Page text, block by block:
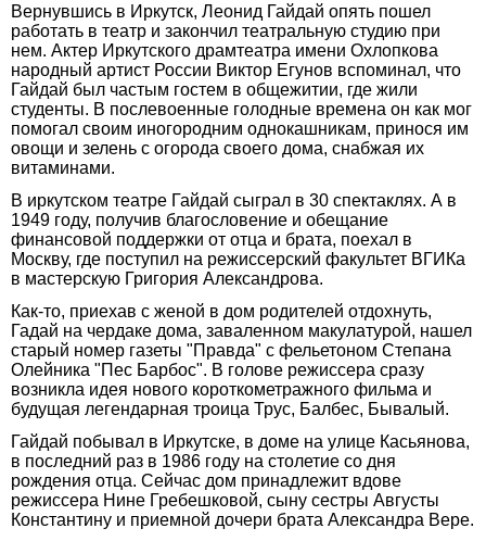
Вернувшись в Иркутск, Леонид Гайдай опять пошел
работать в театр и закончил театральную студию при
нем. Актер Иркутского драмтеатра имени Охлопкова
народный артист России Виктор Егунов вспоминал, что
Гайдай был частым гостем в общежитии, где жили
студенты. В послевоенные голодные времена он как мог
помогал своим иногородним однокашникам, принося им
овощи и зелень с огорода своего дома, снабжая их
витаминами.
В иркутском театре Гайдай сыграл в 30 спектаклях. А в
1949 году, получив благословение и обещание
финансовой поддержки от отца и брата, поехал в
Москву, где поступил на режиссерский факультет ВГИКа
в мастерскую Григория Александрова.
Как-то, приехав с женой в дом родителей отдохнуть,
Гадай на чердаке дома, заваленном макулатурой, нашел
старый номер газеты "Правда" с фельетоном Степана
Олейника "Пес Барбос". В голове режиссера сразу
возникла идея нового короткометражного фильма и
будущая легендарная троица Трус, Балбес, Бывалый.
Гайдай побывал в Иркутске, в доме на улице Касьянова,
в последний раз в 1986 году на столетие со дня
рождения отца. Сейчас дом принадлежит вдове
режиссера Нине Гребешковой, сыну сестры Августы
Константину и приемной дочери брата Александра Вере.